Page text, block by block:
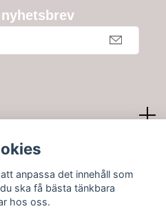
anpassa det innehåll som
ska få bästa tänkbara
hos oss.